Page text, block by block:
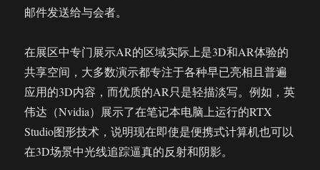
邮件发送给与会者。
在展区中专门展示AR的区域实际上是3D和AR体验的
共享空间，大多数演示都专注于各种早已亮相且普遍
应用的3D内容，而优质的AR只是轻描淡写。例如，英
伟达（Nvidia）展示了在笔记本电脑上运行的RTX
Studio图形技术，说明现在即使是便携式计算机也可以
在3D场景中光线追踪逼真的反射和阴影。